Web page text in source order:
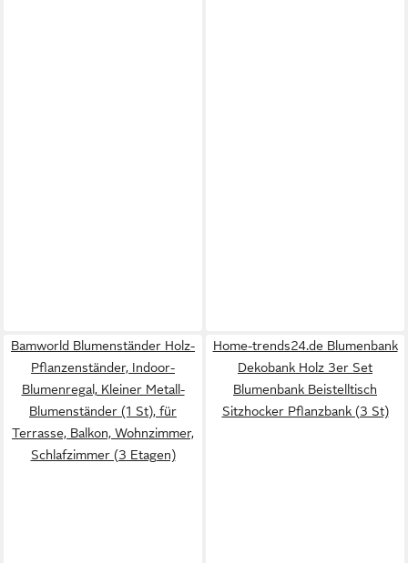
Bamworld Blumenständer Holz-
Pflanzenständer, Indoor-
Blumenregal, Kleiner Metall-
Blumenständer (1 St), für
Terrasse, Balkon, Wohnzimmer,
Schlafzimmer (3 Etagen)
Home-trends24.de Blumenbank
Dekobank Holz 3er Set
Blumenbank Beistelltisch
Sitzhocker Pflanzbank (3 St)